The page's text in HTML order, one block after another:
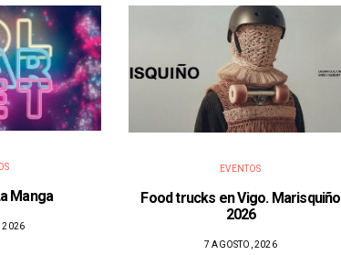
Manga
2026
EVENTOS
Food trucks en Vigo. Marisquiño
2026
7 AGOSTO, 2026